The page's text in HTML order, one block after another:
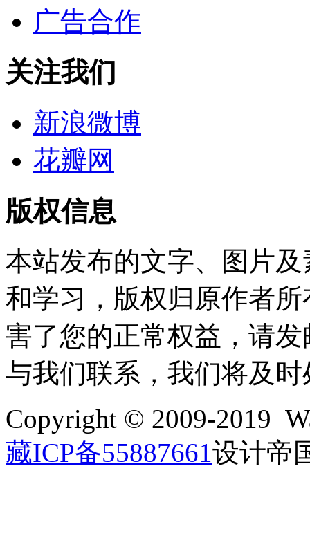
广告合作
关注我们
新浪微博
花瓣网
版权信息
本站发布的文字、图片
和学习，版权归原作者
害了您的正常权益，请发
与我们联系，我们将及时
Copyright © 2009-2019
藏ICP备55887661设计帝